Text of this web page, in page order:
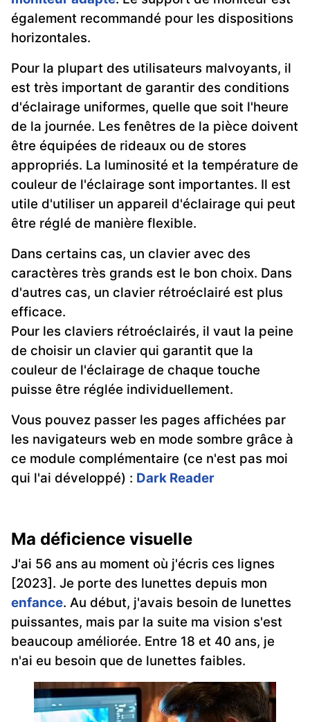
également recommandé pour les dispositions
horizontales.
Pour la plupart des utilisateurs malvoyants, il
est très important de garantir des conditions
d'éclairage uniformes, quelle que soit l'heure
de la journée. Les fenêtres de la pièce doivent
être équipées de rideaux ou de stores
appropriés. La luminosité et la température de
couleur de l'éclairage sont importantes. Il est
utile d'utiliser un appareil d'éclairage qui peut
être réglé de manière flexible.
Dans certains cas, un clavier avec des
caractères très grands est le bon choix. Dans
d'autres cas, un clavier rétroéclairé est plus
efficace.
Pour les claviers rétroéclairés, il vaut la peine
de choisir un clavier qui garantit que la
couleur de l'éclairage de chaque touche
puisse être réglée individuellement.
Vous pouvez passer les pages affichées par
les navigateurs web en mode sombre grâce à
ce module complémentaire (ce n'est pas moi
qui l'ai développé) : Dark Reader
Ma déficience visuelle
J'ai 56 ans au moment où j'écris ces lignes
[2023]. Je porte des lunettes depuis mon
enfance. Au début, j'avais besoin de lunettes
puissantes, mais par la suite ma vision s'est
beaucoup améliorée. Entre 18 et 40 ans, je
n'ai eu besoin que de lunettes faibles.